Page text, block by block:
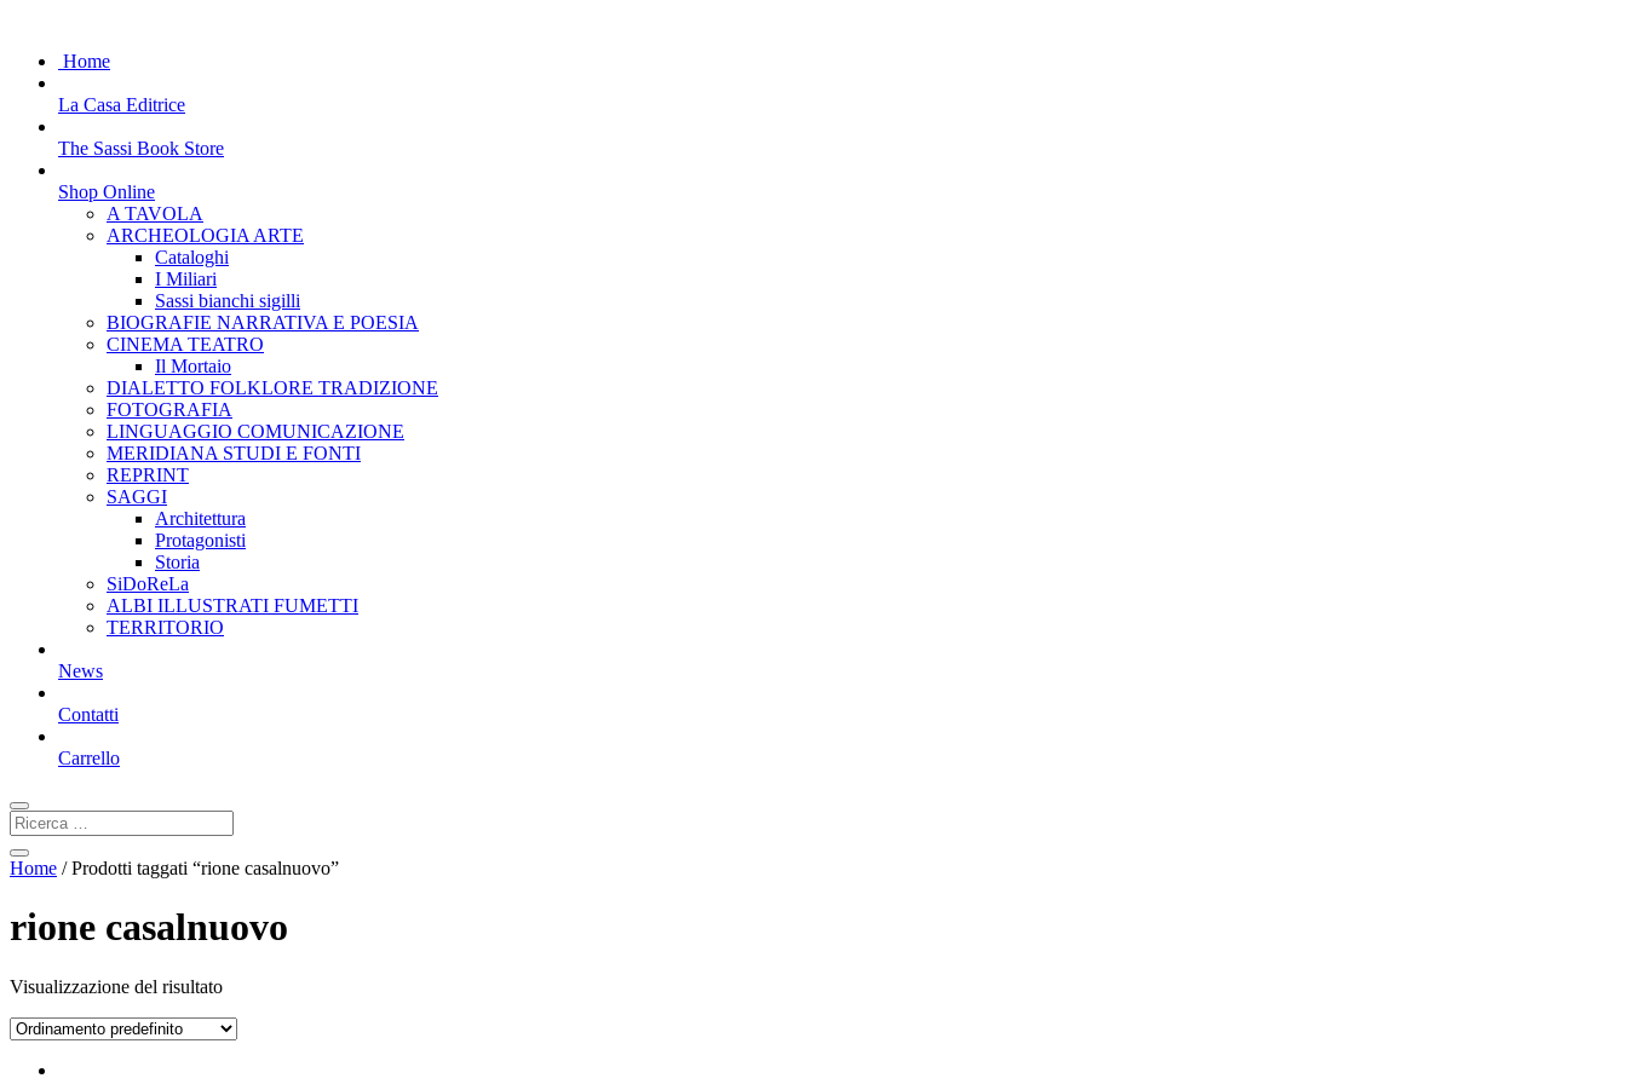
Home
La Casa Editrice
The Sassi Book Store
Shop Online
A TAVOLA
ARCHEOLOGIA ARTE
Cataloghi
I Miliari
Sassi bianchi sigilli
BIOGRAFIE NARRATIVA E POESIA
CINEMA TEATRO
Il Mortaio
DIALETTO FOLKLORE TRADIZIONE
FOTOGRAFIA
LINGUAGGIO COMUNICAZIONE
MERIDIANA STUDI E FONTI
REPRINT
SAGGI
Architettura
Protagonisti
Storia
SiDoReLa
ALBI ILLUSTRATI FUMETTI
TERRITORIO
News
Contatti
Carrello
Home / Prodotti taggati “rione casalnuovo”
rione casalnuovo
Visualizzazione del risultato